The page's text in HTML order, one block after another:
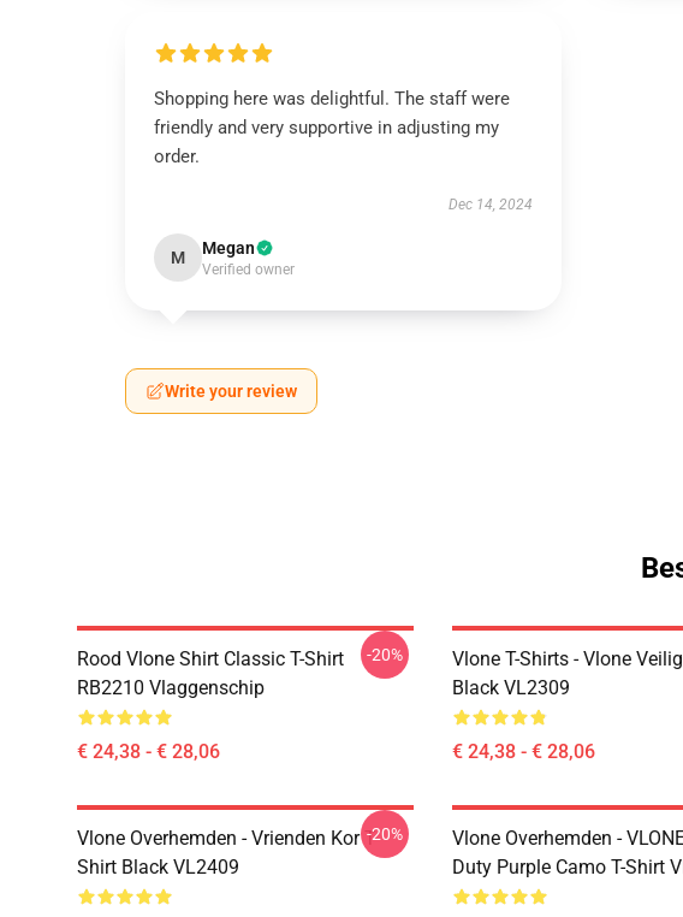
Shopping here was delightful. The staff were
friendly and very supportive in adjusting my
order.
Dec 14, 2024
M Megan
Verified owner
Write your review
Rood Vlone Shirt Classic T-Shirt
RB2210 Vlaggenschip
€ 24,38 - € 28,06
-20%
Vlone T-Shirts - Vlone
Black VL2309
€ 24,38 - € 28,06
Vlone Overhemden - Vrienden Kor T-
Shirt Black VL2409
-20%
Vlone Overhemden -
Duty Purple Camo T-Shirt